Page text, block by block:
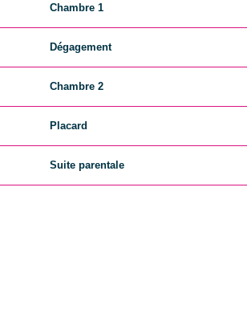
Chambre 1
Dégagement
Chambre 2
Placard
Suite parentale